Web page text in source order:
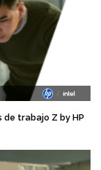
trabajo Z by HP